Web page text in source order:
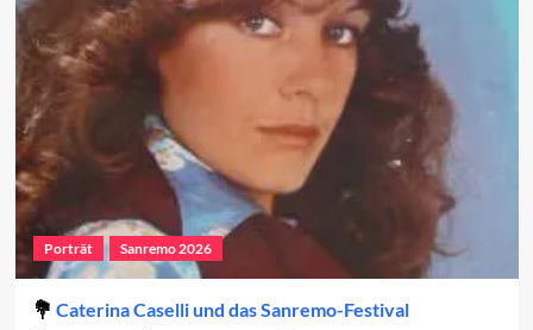
Porträt Sanremo 2026
Caterina Caselli und das Sanremo-Festival